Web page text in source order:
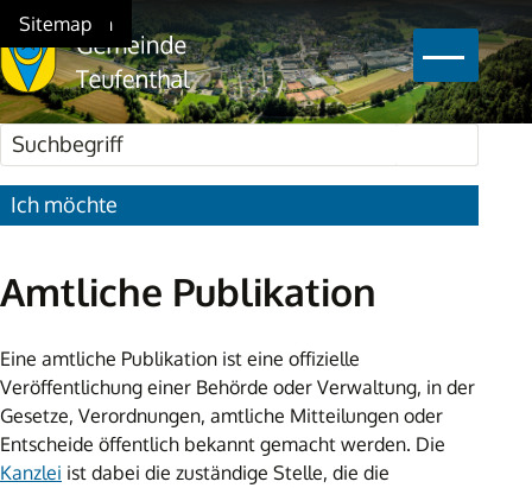
Navigieren in Teufenthal
Schnellnavigation
Home
Navigation
Inhalt
Suche
Sitemap
Suchbegriff
Ich möchte
Amtliche Publikation
Eine amtliche Publikation ist eine offizielle
Veröffentlichung einer Behörde oder Verwaltung, in der
Gesetze, Verordnungen, amtliche Mitteilungen oder
Entscheide öffentlich bekannt gemacht werden. Die
Kanzlei ist dabei die zuständige Stelle, die die